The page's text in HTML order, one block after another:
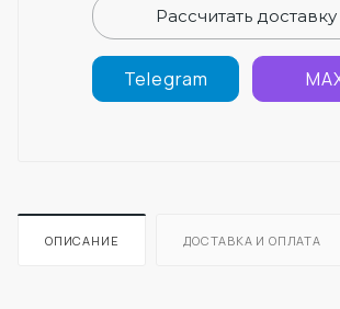
Рассчитать доставку
Telegram
ОПИСАНИЕ ДОСТАВКА И ОПЛАТА